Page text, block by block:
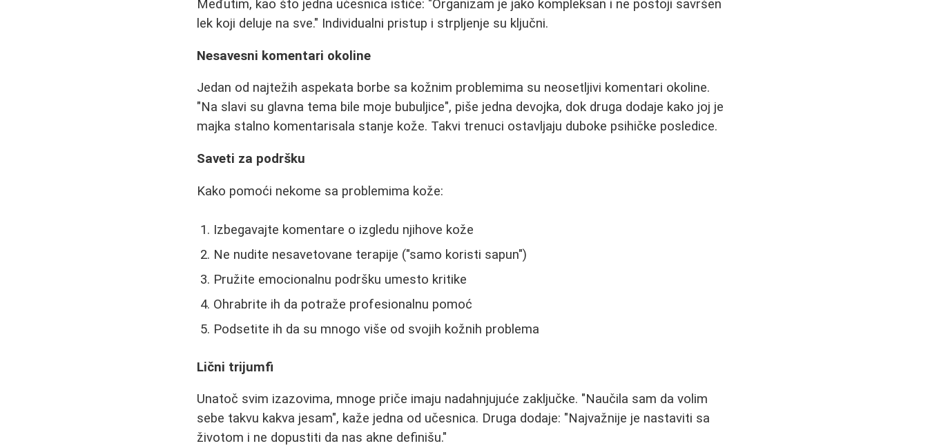
Međutim, kao što jedna učesnica ističe: "Organizam je jako kompleksan i ne postoji savršen
lek koji deluje na sve." Individualni pristup i strpljenje su ključni.
Nesavesni komentari okoline
Jedan od najtežih aspekata borbe sa kožnim problemima su neosetljivi komentari okoline.
"Na slavi su glavna tema bile moje bubuljice", piše jedna devojka, dok druga dodaje kako joj je
majka stalno komentarisala stanje kože. Takvi trenuci ostavljaju duboke psihičke posledice.
Saveti za podršku
Kako pomoći nekome sa problemima kože:
Izbegavajte komentare o izgledu njihove kože
Ne nudite nesavetovane terapije ("samo koristi sapun")
Pružite emocionalnu podršku umesto kritike
Ohrabrite ih da potraže profesionalnu pomoć
Podsetite ih da su mnogo više od svojih kožnih problema
Lični trijumfi
Unatoč svim izazovima, mnoge priče imaju nadahnjujuće zaključke. "Naučila sam da volim
sebe takvu kakva jesam", kaže jedna od učesnica. Druga dodaje: "Najvažnije je nastaviti sa
životom i ne dopustiti da nas akne definišu."